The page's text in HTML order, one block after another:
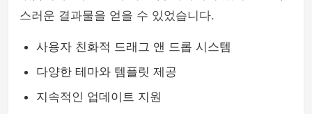
스러운 결과물을 얻을 수 있었습니다.
사용자 친화적 드래그 앤 드롭 시스템
다양한 테마와 템플릿 제공
지속적인 업데이트 지원